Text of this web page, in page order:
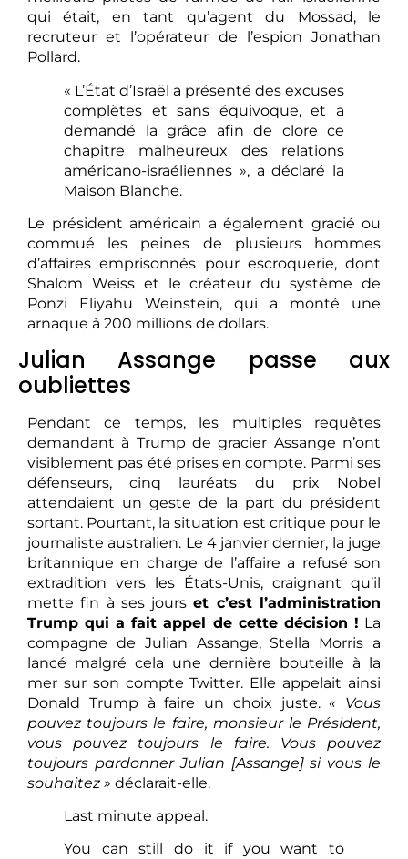
qui était, en tant qu’agent du Mossad, le
recruteur et l’opérateur de l’espion Jonathan
Pollard.
« L’État d’Israël a présenté des excuses
complètes et sans équivoque, et a
demandé la grâce afin de clore ce
chapitre malheureux des relations
américano-israéliennes », a déclaré la
Maison Blanche.
Le président américain a également gracié ou
commué les peines de plusieurs hommes
d’affaires emprisonnés pour escroquerie, dont
Shalom Weiss et le créateur du système de
Ponzi Eliyahu Weinstein, qui a monté une
arnaque à 200 millions de dollars.
Julian Assange passe aux
oubliettes
Pendant ce temps, les multiples requêtes
demandant à Trump de gracier Assange n’ont
visiblement pas été prises en compte. Parmi ses
défenseurs, cinq lauréats du prix Nobel
attendaient un geste de la part du président
sortant. Pourtant, la situation est critique pour le
journaliste australien. Le 4 janvier dernier, la juge
britannique en charge de l’affaire a refusé son
extradition vers les États-Unis, craignant qu’il
mette fin à ses jourset c’est l’administration
Trump qui a fait appel de cette décision ! La
compagne de Julian Assange, Stella Morris a
lancé malgré cela une dernière bouteille à la
mer sur son compte Twitter. Elle appelait ainsi
Donald Trump à faire un choix juste. « Vous
pouvez toujours le faire, monsieur le Président,
vous pouvez toujours le faire. Vous pouvez
toujours pardonner Julian [Assange] si vous le
souhaitez » déclarait-elle.
Last minute appeal.
You can still do it if you want to